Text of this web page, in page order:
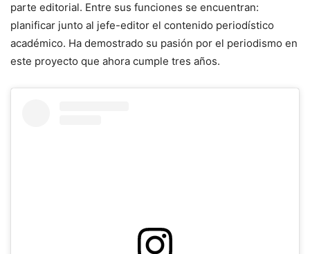
parte editorial. Entre sus funciones se encuentran:
planificar junto al jefe-editor el contenido periodístico
académico. Ha demostrado su pasión por el periodismo en
este proyecto que ahora cumple tres años.